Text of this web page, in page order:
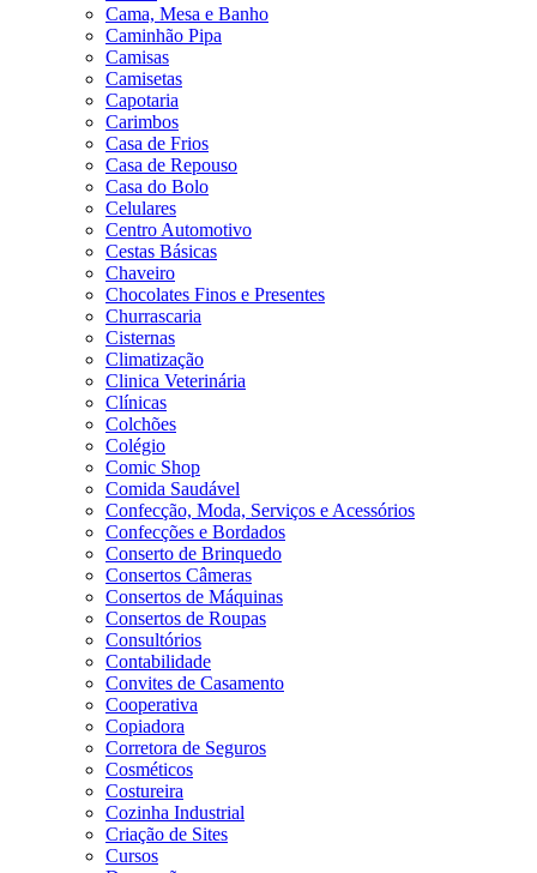
Cama, Mesa e Banho
Caminhão Pipa
Camisas
Camisetas
Capotaria
Carimbos
Casa de Frios
Casa de Repouso
Casa do Bolo
Celulares
Centro Automotivo
Cestas Básicas
Chaveiro
Chocolates Finos e Presentes
Churrascaria
Cisternas
Climatização
Clinica Veterinária
Clínicas
Colchões
Colégio
Comic Shop
Comida Saudável
Confecção, Moda, Serviços e Acessórios
Confecções e Bordados
Conserto de Brinquedo
Consertos Câmeras
Consertos de Máquinas
Consertos de Roupas
Consultórios
Contabilidade
Convites de Casamento
Cooperativa
Copiadora
Corretora de Seguros
Cosméticos
Costureira
Cozinha Industrial
Criação de Sites
Cursos